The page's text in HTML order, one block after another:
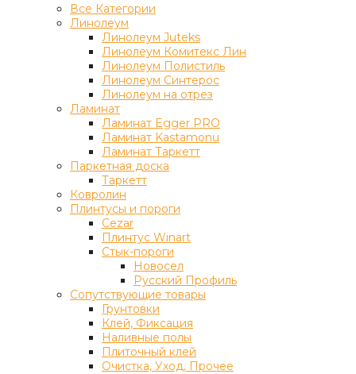
Все Категории
Линолеум
Линолеум Juteks
Линолеум Комитекс Лин
Линолеум Полистиль
Линолеум Синтерос
Линолеум на отрез
Ламинат
Ламинат Egger PRO
Ламинат Kastamonu
Ламинат Таркетт
Паркетная доска
Таркетт
Ковролин
Плинтусы и пороги
Cezar
Плинтус Winart
Стык-пороги
Новосел
Русский Профиль
Сопутствующие товары
Грунтовки
Клей, Фиксация
Наливные полы
Плиточный клей
Очистка, Уход, Прочее